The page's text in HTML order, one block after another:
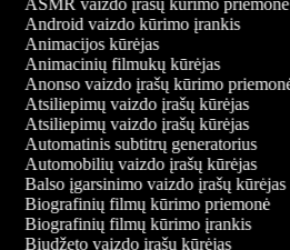
ASMR vaizdo įrašų kūrimo priemonė
Android vaizdo kūrimo įrankis
Animacijos kūrėjas
Animacinių filmukų kūrėjas
Anonso vaizdo įrašų kūrimo priemonė
Atsiliepimų vaizdo įrašų kūrėjas
Atsiliepimų vaizdo įrašų kūrėjas
Automatinis subtitrų generatorius
Automobilių vaizdo įrašų kūrėjas
Balso įgarsinimo vaizdo įrašų kūrėjas
Biografinių filmų kūrimo priemonė
Biografinių filmų kūrimo įrankis
Biudžeto vaizdo įrašų kūrėjas